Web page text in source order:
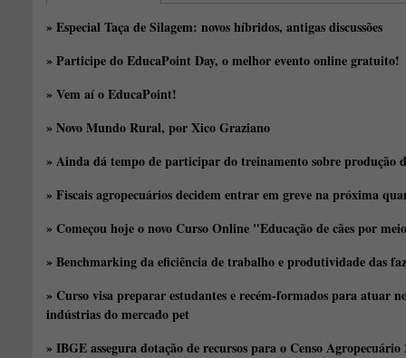
» Especial Taça de Silagem: novos híbridos, antigas discussões
» Participe do EducaPoint Day, o melhor evento online gratuito!
» Vem aí o EducaPoint!
» Novo Mundo Rural, por Xico Graziano
» Ainda dá tempo de participar do treinamento sobre produção
» Fiscais agropecuários decidem entrar em greve na próxima
» Começou hoje o novo Curso Online "Educação de cães por
» Benchmarking da eficiência de trabalho e produtividade das
» Curso visa preparar estudantes e recém-formados para atuar
indústrias do mercado pet
» IBGE assegura dotação de recursos para o Censo Agropecuário